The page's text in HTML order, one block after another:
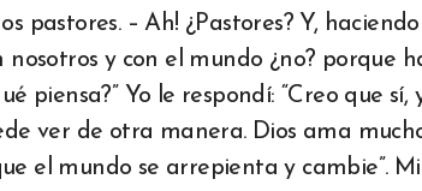
pastores. – Ah! ¿Pastores? Y,
nosotros y con el mundo ¿no? porque
piensa?” Yo le respondí: “Creo que
ver de otra manera. Dios ama
el mundo se arrepienta y cambie”.